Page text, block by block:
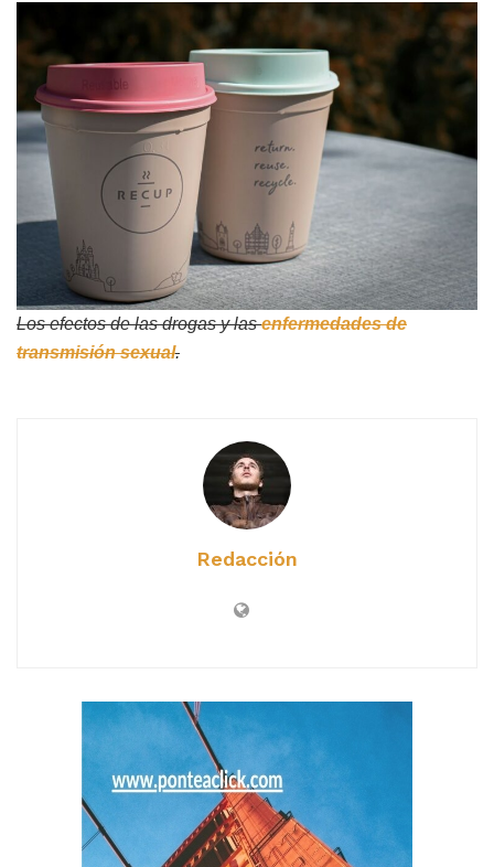
Los efectos de las drogas y lasenfermedades de
transmisión sexual.
Redacción